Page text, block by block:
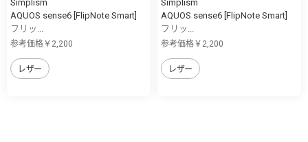
Simplism
AQUOS sense6 [FlipNote Smart]
フリッ...
参考価格￥2,200
レザー
Simplism
AQUOS sense6 [FlipNote Smart]
フリッ...
参考価格￥2,200
レザー